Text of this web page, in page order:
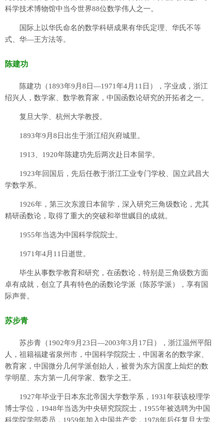
科学技术博物馆中当今世界88位数学伟人之一。
国际上以华氏命名的数学科研成果有华氏定理、华氏不等
式、华—王方法等。
陈建功
陈建功（1893年9月8日—1971年4月11日），字业成，浙江
绍兴人，数学家、数学教育家，中国函数论研究的开拓者之一。
复旦大学、杭州大学教授。
1893年9月8日出生于浙江绍兴府城里。
1913、1920年陈建功先后两次赴日本留学。
1923年回国后，先后任教于浙江工业专门学校、国立武昌大
学数学系。
1926年，第三次东渡日本留学，深入研究三角级数论，尤其
精研函数论，取得了重大的突破和举世瞩目的成就。
1955年当选为中国科学院院士。
1971年4月11日逝世。
毕生从事数学教育和研究，在函数论，特别是三角级数方面
卓有成就，创立了具有特色的函数论学派（陈苏学派），享有国
际声誉。
苏步青
苏步青（1902年9月23日—2003年3月17日），浙江温州平阳
人，祖籍福建省泉州市，中国科学院院士，中国著名的数学家、
教育家，中国微分几何学派创始人，被誉为东方国度上灿烂的数
学明星、东方第一几何学家、数学之王。
1927年毕业于日本东北帝国大学数学系，1931年获该校理学
博士学位，1948年当选为中央研究院院士，1955年被选聘为中国
科学院学部委员，1959年加入中国共产党，1978年后任复旦大学